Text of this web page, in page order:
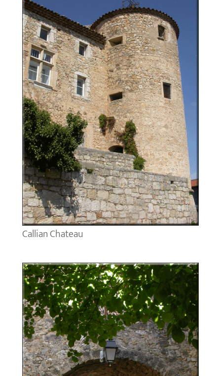
Callian Chateau